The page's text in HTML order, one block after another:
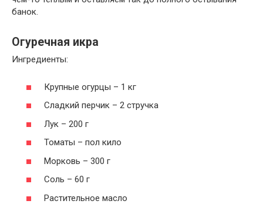
банок.
Огуречная икра
Ингредиенты:
Крупные огурцы – 1 кг
Сладкий перчик – 2 стручка
Лук – 200 г
Томаты – пол кило
Морковь – 300 г
Соль – 60 г
Растительное масло